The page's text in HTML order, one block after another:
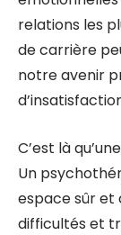
relations les
de carrière
notre avenir
C’est là
Un
espace sûr et
difficultés et